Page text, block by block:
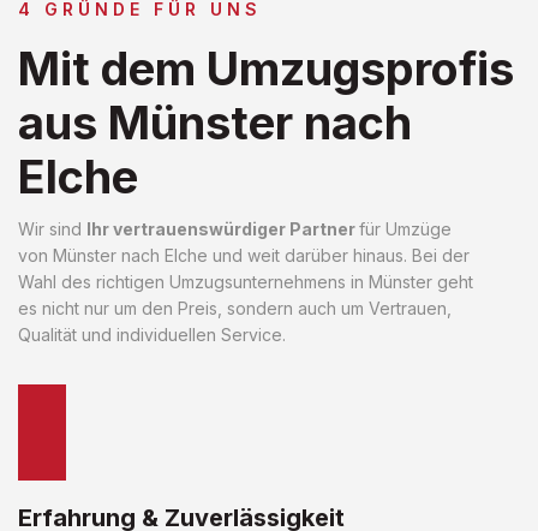
4 GRÜNDE FÜR UNS
Mit dem Umzugsprofis
aus Münster nach
Elche
Wir sind Ihr vertrauenswürdiger Partnerfür Umzüge
von Münster nach Elche und weit darüber hinaus. Bei der
Wahl des richtigen Umzugsunternehmens in Münster geht
es nicht nur um den Preis, sondern auch um Vertrauen,
Qualität und individuellen Service.
Erfahrung & Zuverlässigkeit